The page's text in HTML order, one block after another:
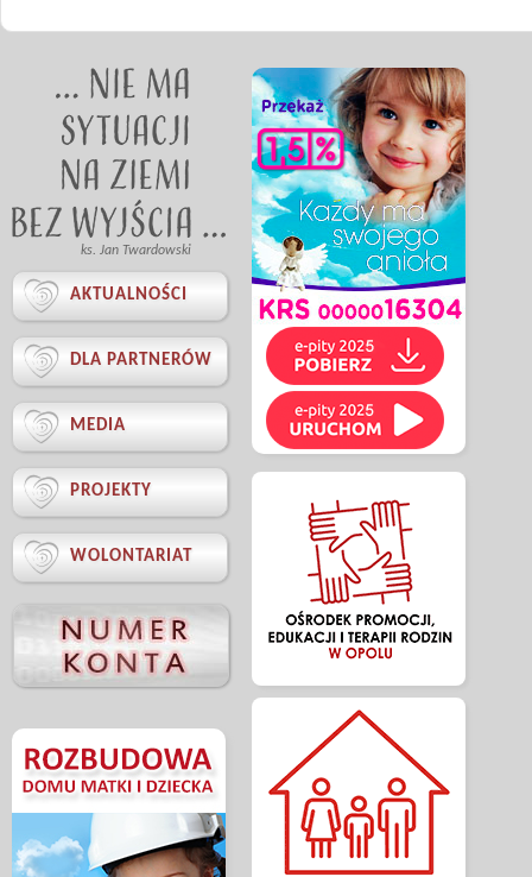
ks. Jan Twardowski
 AKTUALNOŚCI
 DLA PARTNERÓW
 MEDIA
 PROJEKTY
 WOLONTARIAT